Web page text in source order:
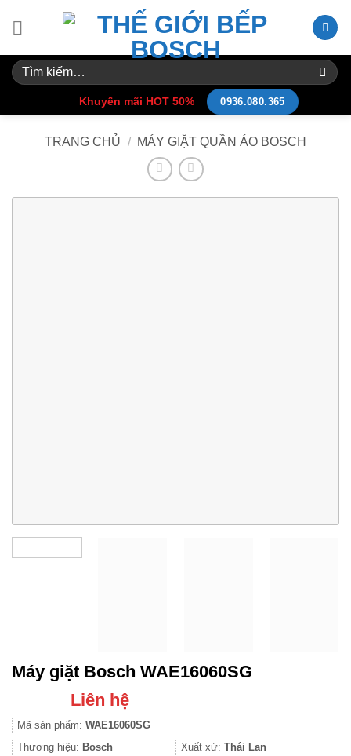
Tìm
kiếm:
Khuyến mãi HOT 50% 0936.080.365
TRANG CHỦ / MÁY GIẶT QUẦN ÁO BOSCH
Máy giặt Bosch WAE16060SG
Liên hệ
Mã sản phẩm: WAE16060SG
Thương hiệu: Bosch Xuất xứ: Thái Lan